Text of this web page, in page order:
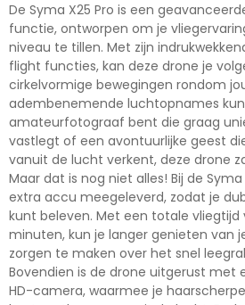
De Syma X25 Pro is een
functie, ontworpen om je
niveau te tillen. Met zijn
flight functies, kan deze drone je
cirkelvormige bewegingen rondom
adembenemende luchtopnames
amateurfotograaf bent die graag
vastlegt of een avontuurlijke geest
vanuit de lucht verkent, deze drone
Maar dat is nog niet alles! Bij de
extra accu meegeleverd, zodat je
kunt beleven. Met een totale vliegtijd
minuten, kun je langer genieten van
zorgen te maken over het snel
Bovendien is de drone uitgerust met
HD-camera, waarmee je